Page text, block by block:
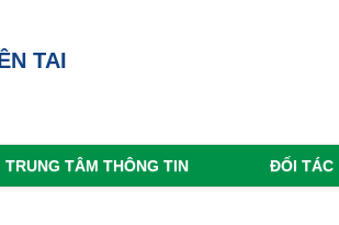
TAI
TRUNG TÂM THÔNG TIN ĐỐI TÁC